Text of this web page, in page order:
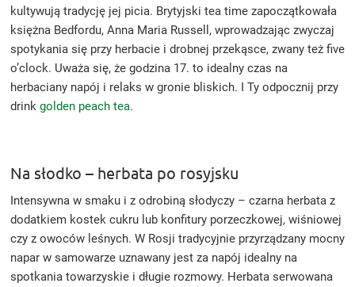
kultywują tradycję jej picia. Brytyjski tea time zapoczątkowała
księżna Bedfordu, Anna Maria Russell, wprowadzając zwyczaj
spotykania się przy herbacie i drobnej przekąsce, zwany też five
o’clock. Uważa się, że godzina 17. to idealny czas na
herbaciany napój i relaks w gronie bliskich. I Ty odpocznij przy
drink golden peach tea.
Na słodko – herbata po rosyjsku
Intensywna w smaku i z odrobiną słodyczy – czarna herbata z
dodatkiem kostek cukru lub konfitury porzeczkowej, wiśniowej
czy z owoców leśnych. W Rosji tradycyjnie przyrządzany mocny
napar w samowarze uznawany jest za napój idealny na
spotkania towarzyskie i długie rozmowy. Herbata serwowana